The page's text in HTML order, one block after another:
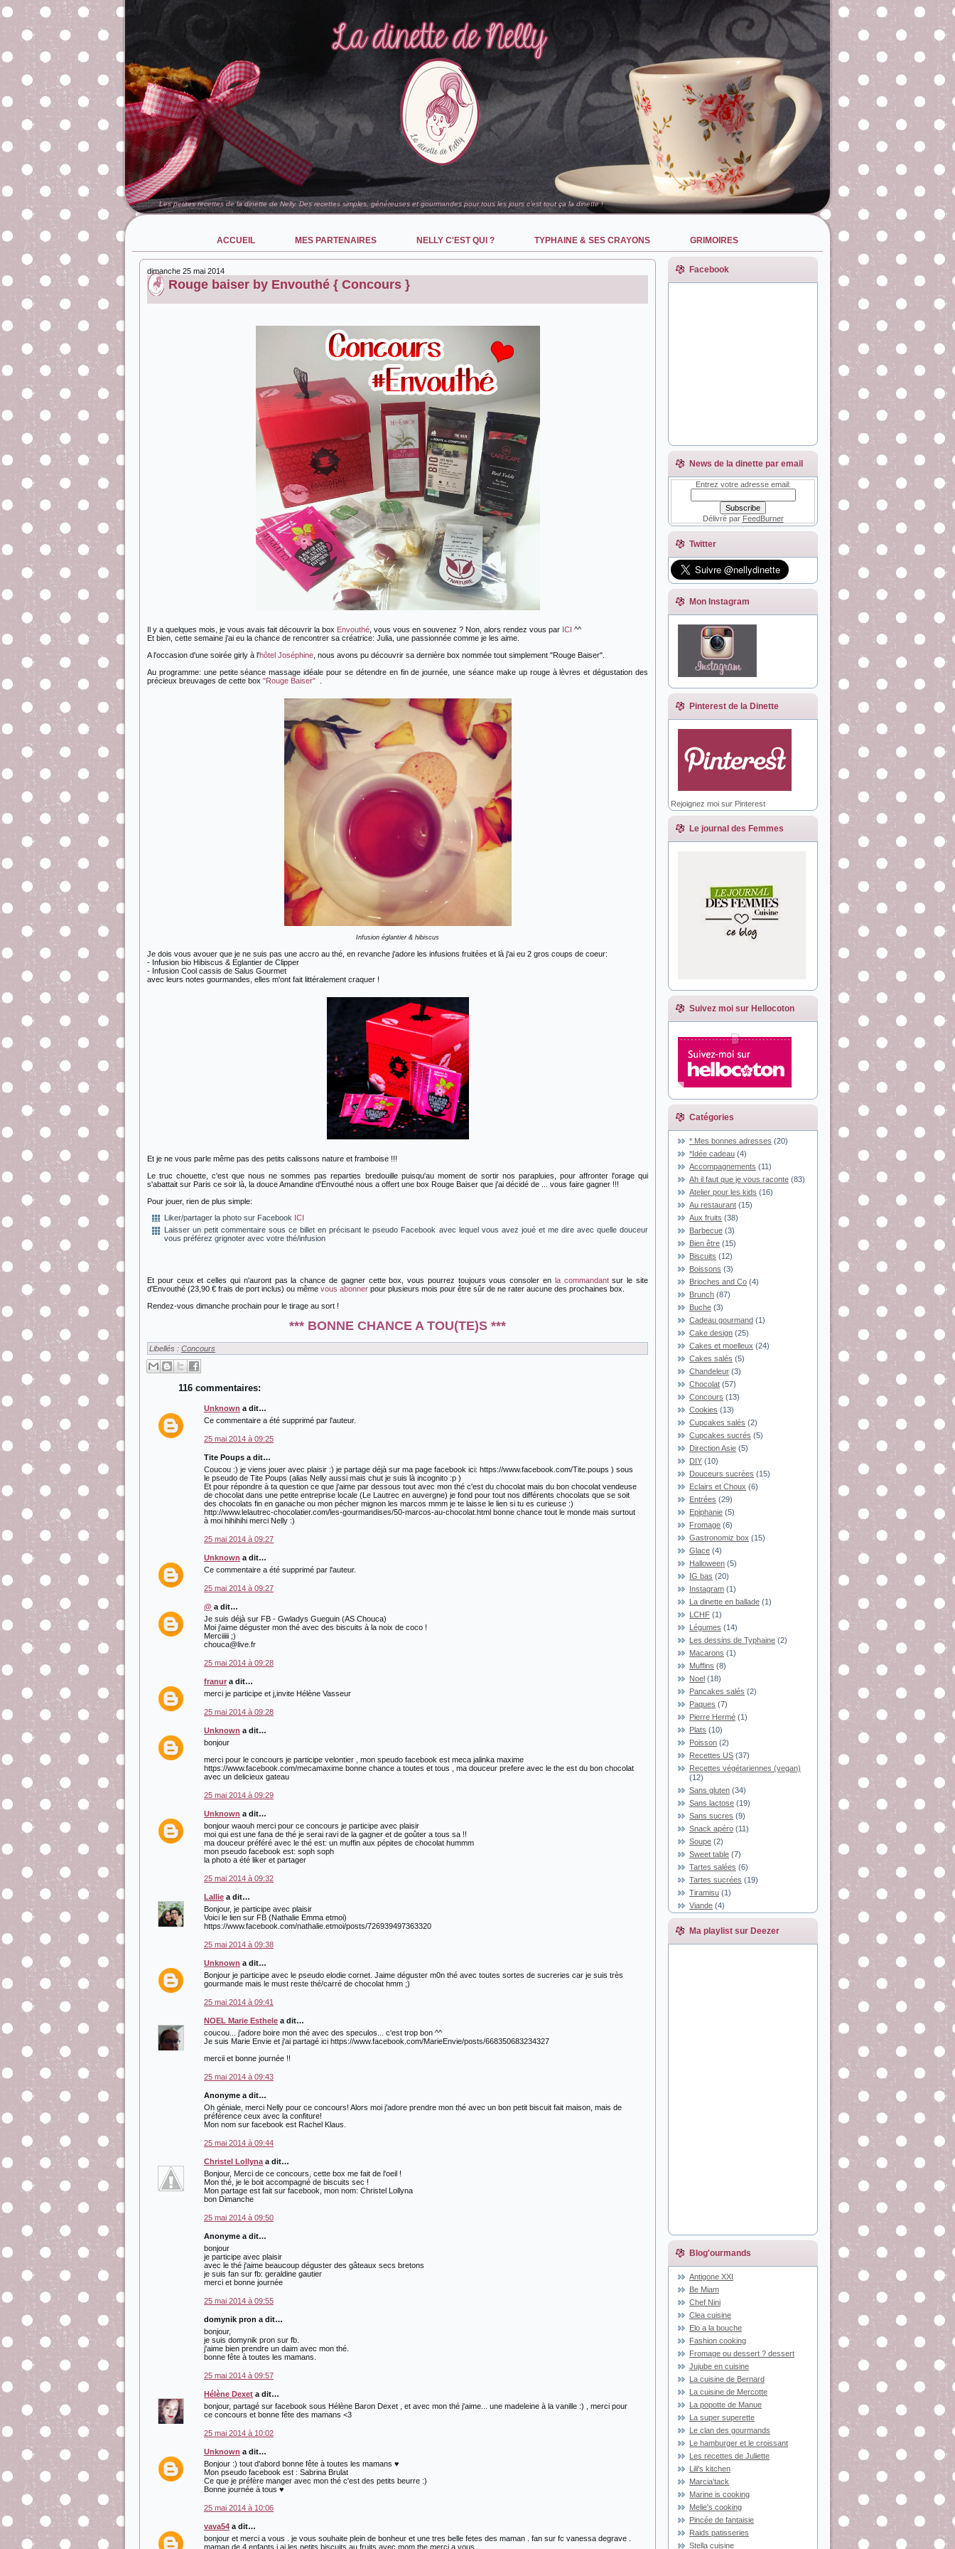
Les petites recettes de la dinette de Nelly. Des recettes simples, généreuses et gourmandes pour tous les jours c'est tout ça la dinette !
ACCUEIL MES PARTENAIRES NELLY C'EST QUI ? TYPHAINE & SES CRAYONS GRIMOIRES
dimanche 25 mai 2014
Rouge baiser by Envouthé { Concours }
Il y a quelques mois, je vous avais fait découvrir la box Envouthé , vous vous en souvenez ? Non, alors rendez vous par ICI ^^
Et bien, cette semaine j'ai eu la chance de rencontrer sa créatrice: Julia, une passionnée comme je les aime.
A l'occasion d'une soirée girly à l'hôtel Joséphine , nous avons pu découvrir sa dernière box nommée tout simplement "Rouge Baiser".
Au programme: une petite séance massage idéale pour se détendre en fin de journée, une séance make up rouge à lèvres et dégustation des
précieux breuvages de cette box "Rouge Baiser"
Infusion églantier & hibiscus
Je dois vous avouer que je ne suis pas une accro au thé, en revanche j'adore les infusions fruitées et là j'ai eu 2 gros coups de coeur:
- Infusion bio Hibiscus & Eglantier de Clipper
- Infusion Cool cassis de Salus Gourmet
avec leurs notes gourmandes, elles m'ont fait littéralement craquer !
Et je ne vous parle même pas des petits calissons nature et framboise !!!
Le truc chouette, c'est que nous ne sommes pas reparties bredouille puisqu'au moment de sortir nos parapluies, pour affronter l'orage qui
s'abattait sur Paris ce soir là, la douce Amandine d'Envouthé nous a offert une box Rouge Baiser que j'ai décidé de ... vous faire gagner !!!
Pour jouer, rien de plus simple:
Liker/partager la photo sur Facebook ICI
Laisser un petit commentaire sous ce billet en précisant le pseudo Facebook avec lequel vous avez joué et me dire avec quelle douceur
vous préférez grignoter avec votre thé/infusion
Et pour ceux et celles qui n'auront pas la chance de gagner cette box, vous pourrez toujours vous consoler en la commandantsur le site
d'Envouthé (23,90 € frais de port inclus) ou même vous abonner pour plusieurs mois pour être sûr de ne rater aucune des prochaines box.
Rendez-vous dimanche prochain pour le tirage au sort !
*** BONNE CHANCE A TOU(TE)S ***
Libellés : Concours
116 commentaires:
Unknown a dit…
Ce commentaire a été supprimé par l'auteur.
25 mai 2014 à 09:25
Tite Poups a dit…
Coucou :) je viens jouer avec plaisir :) je partage déjà sur ma page facebook ici: https://www.facebook.com/Tite.poups ) sous
le pseudo de Tite Poups (alias Nelly aussi mais chut je suis là incognito :p )
Et pour répondre à ta question ce que j'aime par dessous tout avec mon thé c'est du chocolat mais du bon chocolat vendeuse
de chocolat dans une petite entreprise locale (Le Lautrec en auvergne) je fond pour tout nos différents chocolats que se soit
des chocolats fin en ganache ou mon pécher mignon les marcos mmm je te laisse le lien si tu es curieuse :)
http://www.lelautrec-chocolatier.com/les-gourmandises/50-marcos-au-chocolat.html bonne chance tout le monde mais surtout
à moi hihihihi merci Nelly :)
25 mai 2014 à 09:27
Unknown a dit…
Ce commentaire a été supprimé par l'auteur.
25 mai 2014 à 09:27
@ a dit…
Je suis déjà sur FB - Gwladys Gueguin (AS Chouca)
Moi j'aime déguster mon thé avec des biscuits à la noix de coco !
Merciiiii ;)
chouca@live.fr
25 mai 2014 à 09:28
franur a dit…
merci je participe et j,invite Hélène Vasseur
25 mai 2014 à 09:28
Unknown a dit…
bonjour
merci pour le concours je participe velontier , mon speudo facebook est meca jalinka maxime
https://www.facebook.com/mecamaxime bonne chance a toutes et tous , ma douceur prefere avec le the est du bon chocolat
avec un delicieux gateau
25 mai 2014 à 09:29
Unknown a dit…
bonjour waouh merci pour ce concours je participe avec plaisir
moi qui est une fana de thé je serai ravi de la gagner et de goûter a tous sa !!
ma douceur préféré avec le thé est: un muffin aux pépites de chocolat hummm
mon pseudo facebook est: soph soph
la photo a été liker et partager
25 mai 2014 à 09:32
Lallie a dit…
Bonjour, je participe avec plaisir
Voici le lien sur FB (Nathalie Emma etmoi)
https://www.facebook.com/nathalie.etmoi/posts/726939497363320
25 mai 2014 à 09:38
Unknown a dit…
Bonjour je participe avec le pseudo elodie cornet. Jaime déguster m0n thé avec toutes sortes de sucreries car je suis très
gourmande mais le must reste thé/carré de chocolat hmm ;)
25 mai 2014 à 09:41
NOEL Marie Esthele a dit…
coucou... j'adore boire mon thé avec des speculos... c'est trop bon ^^
Je suis Marie Envie et j'ai partagé ici https://www.facebook.com/MarieEnvie/posts/668350683234327
mercii et bonne journée !!
25 mai 2014 à 09:43
Anonyme a dit…
Oh géniale, merci Nelly pour ce concours! Alors moi j'adore prendre mon thé avec un bon petit biscuit fait maison, mais de
préférence ceux avec la confiture!
Mon nom sur facebook est Rachel Klaus.
25 mai 2014 à 09:44
Christel Lollyna a dit…
Bonjour, Merci de ce concours, cette box me fait de l'oeil !
Mon thé, je le boit accompagné de biscuits sec !
Mon partage est fait sur facebook, mon nom: Christel Lollyna
bon Dimanche
25 mai 2014 à 09:50
Anonyme a dit…
bonjour
je participe avec plaisir
avec le thé j'aime beaucoup déguster des gâteaux secs bretons
je suis fan sur fb: geraldine gautier
merci et bonne journée
25 mai 2014 à 09:55
domynik pron a dit…
bonjour,
je suis domynik pron sur fb.
j'aime bien prendre un daim avec mon thé.
bonne fête à toutes les mamans.
25 mai 2014 à 09:57
Hélène Dexet a dit…
bonjour, partagé sur facebook sous Hélène Baron Dexet , et avec mon thé j'aime... une madeleine à la vanille :) , merci pour
ce concours et bonne fête des mamans <3
25 mai 2014 à 10:02
Unknown a dit…
Bonjour :) tout d'abord bonne fête à toutes les mamans ♥
Mon pseudo facebook est : Sabrina Brulat
Ce que je préfère manger avec mon thé c'est des petits beurre :)
Bonne journée à tous ♥
25 mai 2014 à 10:06
vava54 a dit…
bonjour et merci a vous . je vous souhaite plein de bonheur et une tres belle fetes des maman . fan sur fc vanessa degrave .
maman de 4 enfants j ai les petits biscuits au fruits avec mom the merci a vous
Facebook
News de la dinette par email
Entrez votre adresse email:
Délivré par FeedBurner
Twitter
Mon Instagram
Pinterest de la Dinette
Rejoignez moi sur Pinterest
Le journal des Femmes
Suivez moi sur Hellocoton
Catégories
* Mes bonnes adresses (20)
*Idée cadeau (4)
Accompagnements (11)
Ah il faut que je vous raconte (83)
Atelier pour les kids (16)
Au restaurant (15)
Aux fruits (38)
Barbecue (3)
Bien être (15)
Biscuits (12)
Boissons (3)
Brioches and Co (4)
Brunch (87)
Buche (3)
Cadeau gourmand (1)
Cake design (25)
Cakes et moelleux (24)
Cakes salés (5)
Chandeleur (3)
Chocolat (57)
Concours (13)
Cookies (13)
Cupcakes salés (2)
Cupcakes sucrés (5)
Direction Asie (5)
DIY (10)
Douceurs sucrées (15)
Eclairs et Choux (6)
Entrées (29)
Epiphanie (5)
Fromage (6)
Gastronomiz box (15)
Glace (4)
Halloween (5)
IG bas (20)
Instagram (1)
La dinette en ballade (1)
LCHF (1)
Légumes (14)
Les dessins de Typhaine (2)
Macarons (1)
Muffins (8)
Noel (18)
Pancakes salés (2)
Paques (7)
Pierre Hermé (1)
Plats (10)
Poisson (2)
Recettes US (37)
Recettes végétariennes (vegan)
(12)
Sans gluten (34)
Sans lactose (19)
Sans sucres (9)
Snack apéro (11)
Soupe (2)
Sweet table (7)
Tartes salées (6)
Tartes sucrées (19)
Tiramisu (1)
Viande (4)
Ma playlist sur Deezer
Blog'ourmands
Antigone XXI
Be Miam
Chef Nini
Clea cuisine
Elo a la bouche
Fashion cooking
Fromage ou dessert ? dessert
Jujube en cuisine
La cuisine de Bernard
La cuisine de Mercotte
La popotte de Manue
La super superette
Le clan des gourmands
Le hamburger et le croissant
Les recettes de Juliette
Lili's kitchen
Marcia'tack
Marine is cooking
Melie's cooking
Pincée de fantaisie
Raids patisseries
Stella cuisine